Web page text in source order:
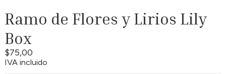
Ramo de Flores y Lirios Lily
Box
$75,00
IVA incluido